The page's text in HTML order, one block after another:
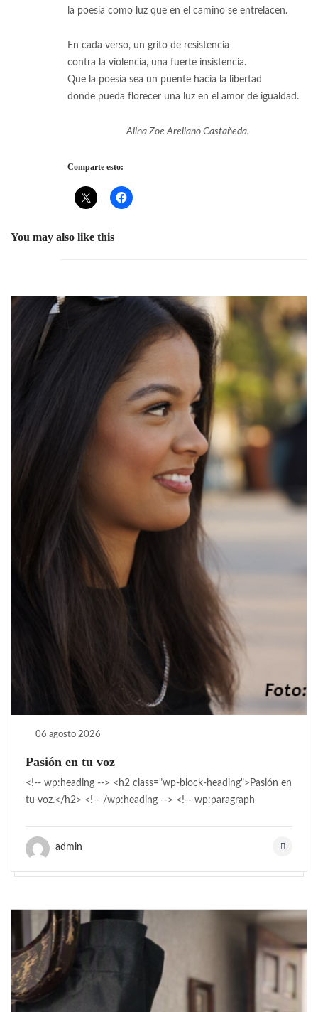
la poesía como luz que en el camino se entrelacen.
En cada verso, un grito de resistencia
contra la violencia, una fuerte insistencia.
Que la poesía sea un puente hacia la libertad
donde pueda florecer una luz en el amor de igualdad.
Alina Zoe Arellano Castañeda.
Comparte esto:
You may also like this
06 agosto 2026
Pasión en tu voz
<!-- wp:heading --> <h2 class="wp-block-heading">Pasión en
tu voz.</h2> <!-- /wp:heading --> <!-- wp:paragraph
admin